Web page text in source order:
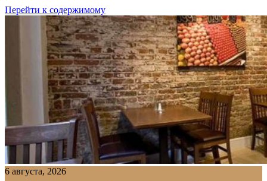
Перейти к содержимому
6 августа, 2026